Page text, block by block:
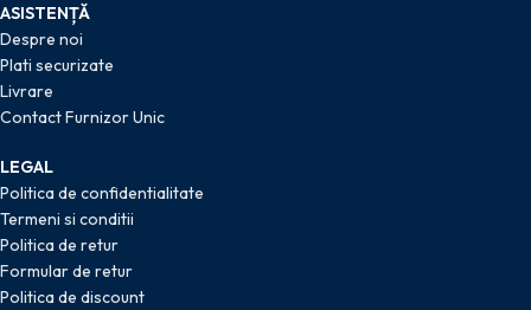
ASISTENȚĂ
Despre noi
Plati securizate
Livrare
Contact Furnizor Unic
LEGAL
Politica de confidentialitate
Termeni si conditii
Politica de retur
Formular de retur
Politica de discount